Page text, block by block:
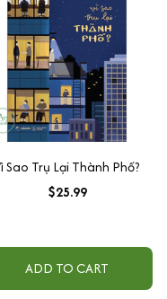
Sao Trụ Lại Thành Phố?
$25.99
ADD TO CART